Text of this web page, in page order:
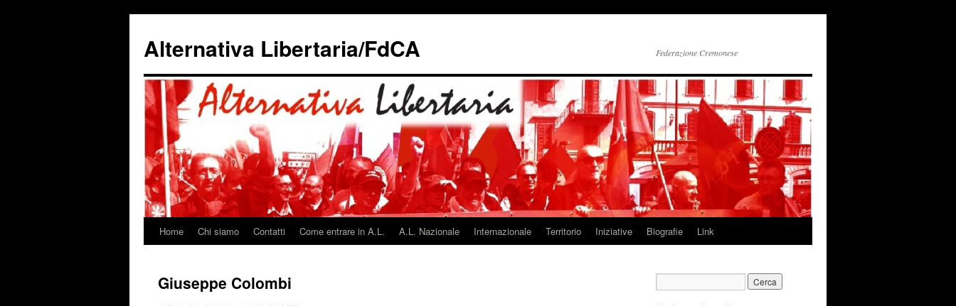
Alternativa Libertaria/FdCA Federazione Cremonese
Vai
contenuto
Home Chi siamo Contatti Come entrare in A.L. A.L. Nazionale Internazionale Territorio Iniziative Biografie Link
Giuseppe Colombi